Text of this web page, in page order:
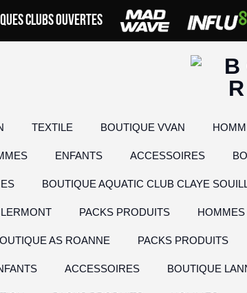
CLUBS OUVERTES
TEXTILE BOUTIQUE VVAN
ENFANTS ACCESSOIRES
BOUTIQUE AQUATIC CLUB CLAYE
PACKS PRODUITS HOMMES
AS ROANNE PACKS PRODUITS
ACCESSOIRES BOUTIQUE